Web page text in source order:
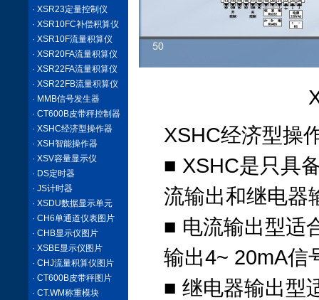
· XSR23定量控制仪
· XSR10FC补偿积算仪
· XSR10F流量积算仪
· XSR20FA流量积算仪
· XSR22FA流量积算仪
· XSR22FB流量积算仪
· MMB信号发生器
· CT600B皮带秤控制器
· XSHC经济型操作器
· XSH智能操作器
· XSV容量显示仪
· DS定时器
· JS计时器
· XSDU数据显示单元
· CH6单通道仪表图片
· CHB显示仪图片
· XSBE显示仪图片
· CHJ流量积算仪图片
· CT600B皮带秤图片
· CT.WM称重模块
XSHC经济型操
■ XSHC是只具
流输出和继电器
■ 电流输出型适
输出4~ 20mA信
■ 继电器输出型